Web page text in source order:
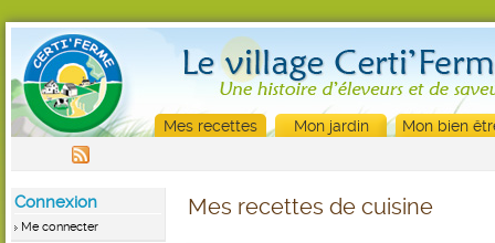
Mes recettes Mon jardin Mon bien
Connexion
Me connecter
Mes recettes de cuisine